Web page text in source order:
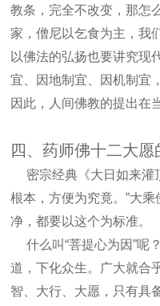
教条，完全不改变，那怎
家，僧尼以乞食为主，我
以佛法的弘扬也要讲究现
宜、因地制宜、因机制宜
因此，人间佛教的提出在
四、药师佛十二大愿
密宗经典《大日如来灌
根本，方便为究竟。”大
净，都要以这个为标准。
什么叫“菩提心为因”呢
道，下化众生。广大就合
智、大行、大愿，只有具